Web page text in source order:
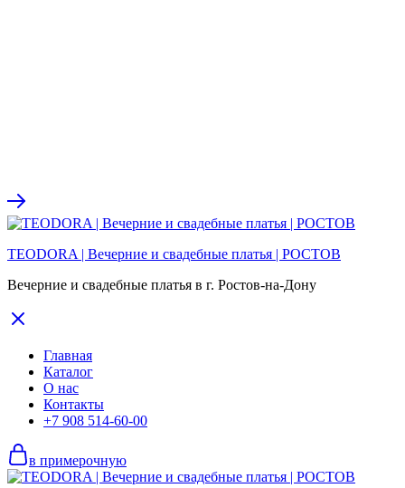
TEODORA | Вечерние и свадебные платья | РОСТОВ
Вечерние и свадебные платья в г. Ростов-на-Дону
Главная
Каталог
О нас
Контакты
+7 908 514-60-00
в примерочную